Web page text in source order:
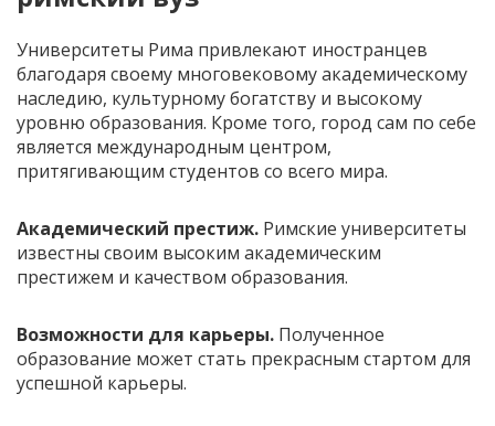
Университеты Рима привлекают иностранцев
благодаря своему многовековому академическому
наследию, культурному богатству и высокому
уровню образования. Кроме того, город сам по себе
является международным центром,
притягивающим студентов со всего мира.
Академический престиж. Римские университеты
известны своим высоким академическим
престижем и качеством образования.
Возможности для карьеры. Полученное
образование может стать прекрасным стартом для
успешной карьеры.